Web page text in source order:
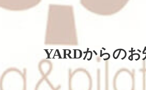
YARDからのお